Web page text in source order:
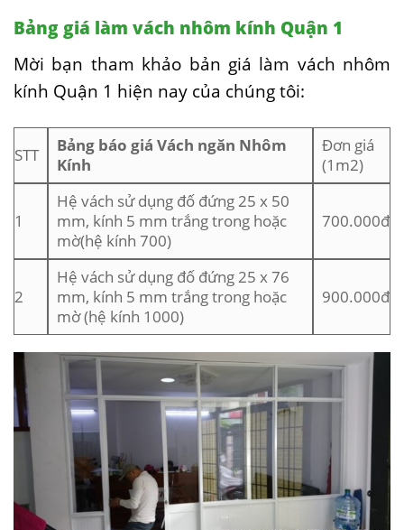
Bảng giá làm vách nhôm kính Quận 1
Mời bạn tham khảo bản giá làm vách nhôm
kính Quận 1 hiện nay của chúng tôi:
STT
Bảng báo giá Vách ngăn Nhôm
Kính
Đơn giá
(1m2)
1
Hệ vách sử dụng đố đứng 25 x 50
mm, kính 5 mm trắng trong hoặc
mờ(hệ kính 700)
700.000đ
2
Hệ vách sử dụng đố đứng 25 x 76
mm, kính 5 mm trắng trong hoặc
mờ (hệ kính 1000)
900.000đ